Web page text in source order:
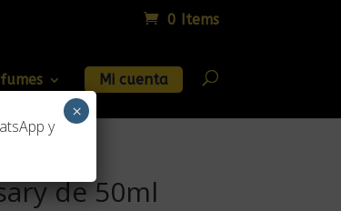
0 Items
Mi cuenta
de 50ml
y
×